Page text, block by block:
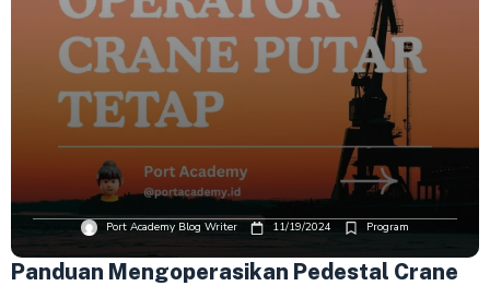
Port Academy Blog Writer 11/19/2024 Program
Panduan Mengoperasikan Pedestal Crane